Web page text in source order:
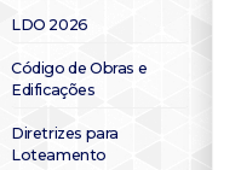
LDO 2026
Código de Obras e
Edificações
Diretrizes para
Loteamento